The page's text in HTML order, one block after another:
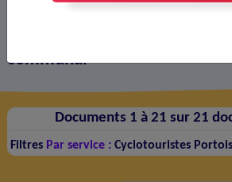
communal
Documents 1 à 21 sur 21
Filtres Par service : Cyclotouristes Portois